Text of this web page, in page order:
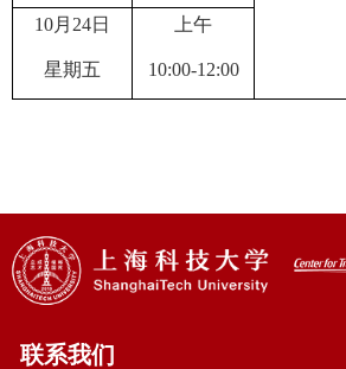
10月 24日
星期五
上午
10:00-12:00
联系我们